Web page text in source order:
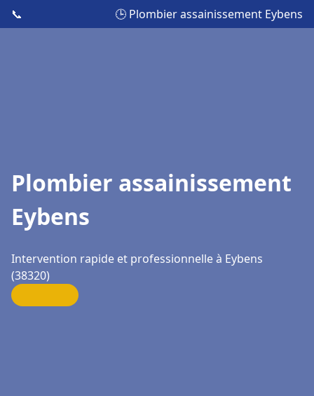
📞 🕒 Plombier assainissement Eybens
Plombier assainissement
Eybens
Intervention rapide et professionnelle à Eybens
(38320)